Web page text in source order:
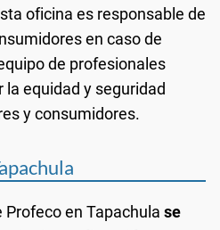
oficina es responsable de
en caso de
de profesionales
equidad y seguridad
y consumidores.
Profeco en Tapachula se